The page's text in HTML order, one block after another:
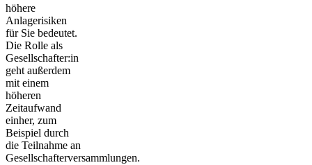
höhere
Anlagerisiken
für Sie bedeutet.
Die Rolle als
Gesellschafter:in
geht außerdem
mit einem
höheren
Zeitaufwand
einher, zum
Beispiel durch
die Teilnahme an
Gesellschafterversammlungen.